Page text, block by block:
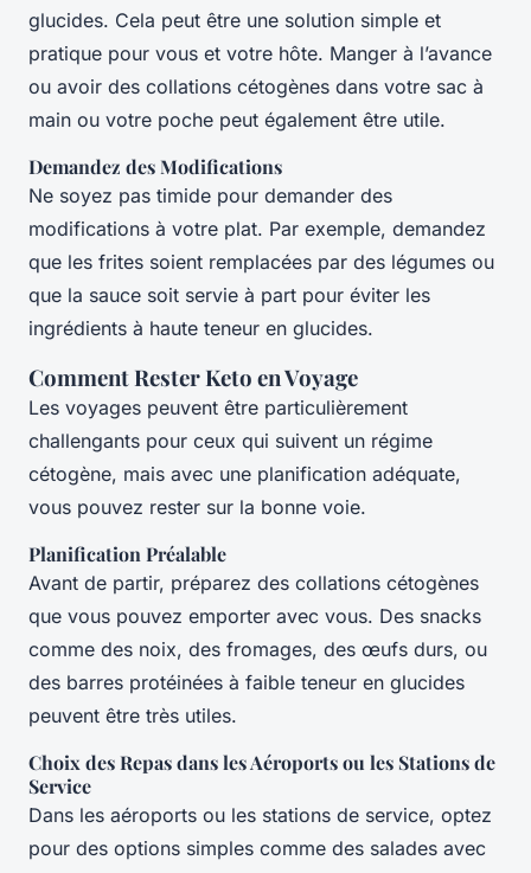
glucides. Cela peut être une solution simple et
pratique pour vous et votre hôte. Manger à l’avance
ou avoir des collations cétogènes dans votre sac à
main ou votre poche peut également être utile.
Demandez des Modifications
Ne soyez pas timide pour demander des
modifications à votre plat. Par exemple, demandez
que les frites soient remplacées par des légumes ou
que la sauce soit servie à part pour éviter les
ingrédients à haute teneur en glucides.
Comment Rester Keto en Voyage
Les voyages peuvent être particulièrement
challengants pour ceux qui suivent un régime
cétogène, mais avec une planification adéquate,
vous pouvez rester sur la bonne voie.
Planification Préalable
Avant de partir, préparez des collations cétogènes
que vous pouvez emporter avec vous. Des snacks
comme des noix, des fromages, des œufs durs, ou
des barres protéinées à faible teneur en glucides
peuvent être très utiles.
Choix des Repas dans les Aéroports ou les Stations de
Service
Dans les aéroports ou les stations de service, optez
pour des options simples comme des salades avec